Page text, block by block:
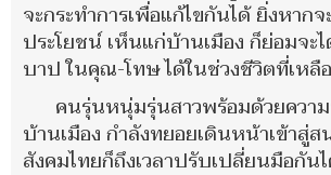
จะกระทำการเพื่อแก้ไขกันได้ ยิ่งหาก
ประโยชน์ เห็นแก่บ้านเมือง ก็ย่อมจ
บาป ในคุณ-โทษ ได้ในช่วงชีวิตที่เหลื
คนรุ่นหนุ่มรุ่นสาวพร้อมด้วยควา
บ้านเมือง กำลังทยอยเดินหน้าเข้าสู่ส
สังคมไทยก็ถึงเวลาปรับเปลี่ยนมือกัน